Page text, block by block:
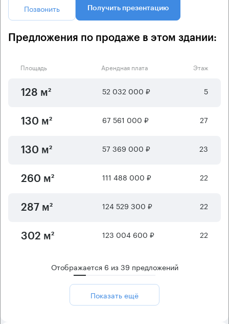
Позвонить Получить презентацию
Предложения по продаже в этом здании:
Площадь Арендная плата Этаж
128 м² 52 032 000 ₽ 5
130 м² 67 561 000 ₽ 27
130 м² 57 369 000 ₽ 23
260 м² 111 488 000 ₽ 22
287 м² 124 529 300 ₽ 22
302 м² 123 004 600 ₽ 22
Отображается 6 из39 предложений
Показать ещё